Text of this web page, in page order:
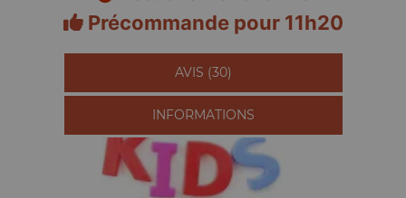
Précommande pour 11h20
AVIS (30)
INFORMATIONS